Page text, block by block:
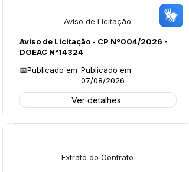
Aviso de Licitação
Aviso de Licitação - CP Nº004/2026 -
DOEAC N°14324
📅Publicado em Publicado em
07/08/2026
Ver detalhes
Extrato do Contrato